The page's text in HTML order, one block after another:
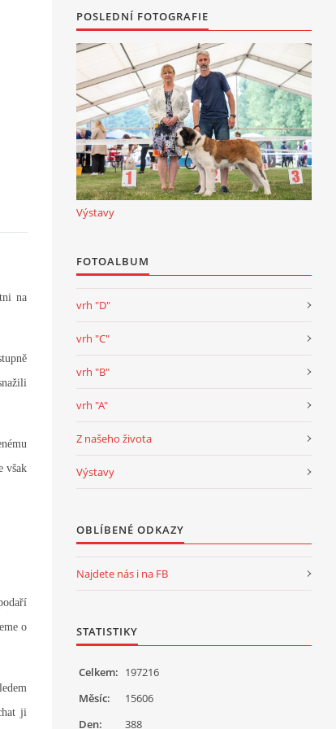
na
však
o
ji
POSLEDNÍ FOTOGRAFIE
Výstavy
FOTOALBUM
vrh "D"
vrh "C"
vrh "B"
vrh "A"
Z našeho života
Výstavy
OBLÍBENÉ ODKAZY
Najdete nás i na FB
STATISTIKY
Celkem: 197216
Měsíc:
15606
Den:
388